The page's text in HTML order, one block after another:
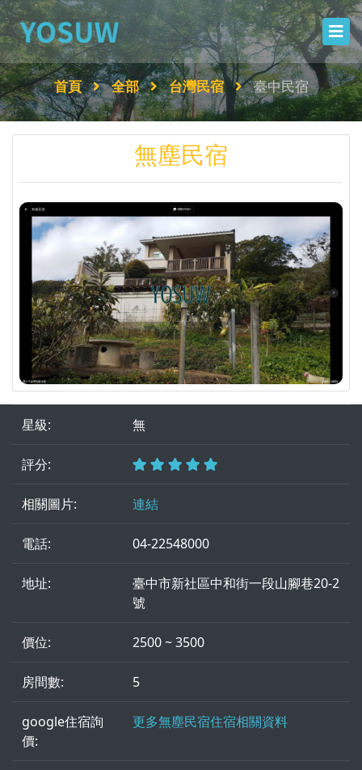
首頁 全部 台灣民宿 臺中民宿
無塵民宿
星級: 無
評分:
相關圖片: 連結
電話: 04-22548000
地址:
臺中市新社區中和街一段山腳巷20-2
號
價位: 2500 ~ 3500
房間數: 5
google住宿詢
價:
更多無塵民宿住宿相關資料